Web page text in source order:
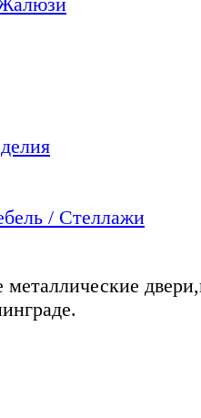
/ Стеллажи